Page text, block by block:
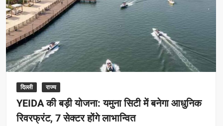
दिल्ली राज्य
YEIDA की बड़ी योजना: यमुना सिटी में बनेगा आधुनिक
रिवरफ्रंट, 7 सेक्टर होंगे लाभान्वित